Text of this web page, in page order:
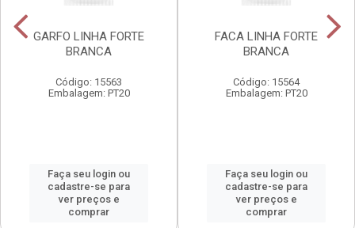
GARFO LINHA FORTE
BRANCA
Código: 15563
Embalagem: PT20
Faça seu login ou
cadastre-se para
ver preços e
comprar
FACA LINHA FORTE
BRANCA
Código: 15564
Embalagem: PT20
Faça seu login ou
cadastre-se para
ver preços e
comprar